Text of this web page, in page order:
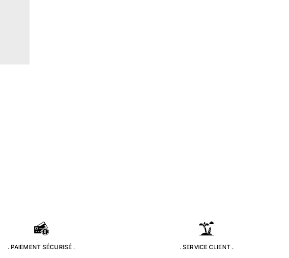
. PAIEMENT SÉCURISÉ . . SERVICE CLIENT .